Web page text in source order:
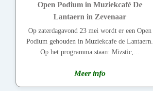
Open Podium in Muziekcafé De
Lantaern in Zevenaar
Op zaterdagavond 23 mei wordt er een Open
Podium gehouden in Muziekcafe de Lantaern.
Op het programma staan: Mizstic,...
Meer info